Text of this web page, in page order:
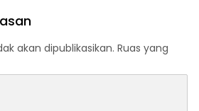
akan dipublikasikan. Ruas yang